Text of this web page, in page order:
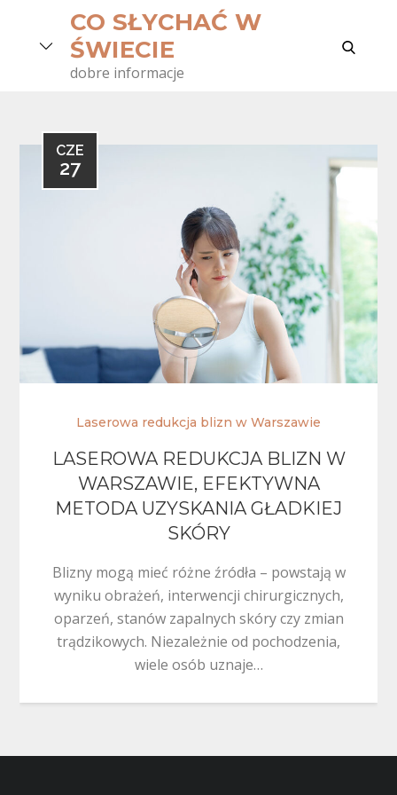
CO SŁYCHAĆ W
ŚWIECIE
dobre informacje
search
CZE
27
Laserowa redukcja blizn w Warszawie
LASEROWA REDUKCJA BLIZN W
WARSZAWIE, EFEKTYWNA
METODA UZYSKANIA GŁADKIEJ
SKÓRY
Blizny mogą mieć różne źródła – powstają w
wyniku obrażeń, interwencji chirurgicznych,
oparzeń, stanów zapalnych skóry czy zmian
trądzikowych. Niezależnie od pochodzenia,
wiele osób uznaje…